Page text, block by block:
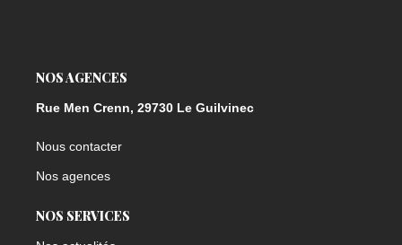
NOS AGENCES
Rue Men Crenn, 29730 Le Guilvinec
Nous contacter
Nos agences
NOS SERVICES